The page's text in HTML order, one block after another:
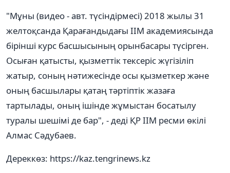
"Мұны (видео - авт. түсіндірмесі) 2018 жылы 31
желтоқсанда Қарағандыдағы ІІМ академиясында
бірінші курс басшысының орынбасары түсірген.
Осыған қатысты, қызметтік тексеріс жүгізіліп
жатыр, соның нәтижесінде осы қызметкер және
оның басшылары қатаң тәртіптік жазаға
тартылады, оның ішінде жұмыстан босатылу
туралы шешімі де бар", - деді ҚР ІІМ ресми өкілі
Алмас Сәдубаев.
Дереккөз: https://kaz.tengrinews.kz